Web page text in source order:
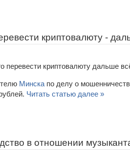
криптовалюту -
Минска по делу о
Читать статью далее »
в отношении